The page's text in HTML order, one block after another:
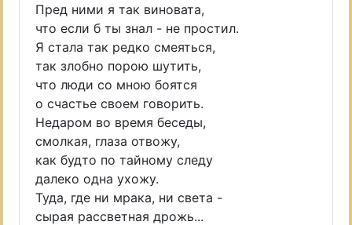
Пред ними я так виновата,
что если б ты знал - не простил.
Я стала так редко смеяться,
так злобно порою шутить,
что люди со мною боятся
о счастье своем говорить.
Недаром во время беседы,
смолкая, глаза отвожу,
как будто по тайному следу
далеко одна ухожу.
Туда, где ни мрака, ни света -
сырая рассветная дрожь...